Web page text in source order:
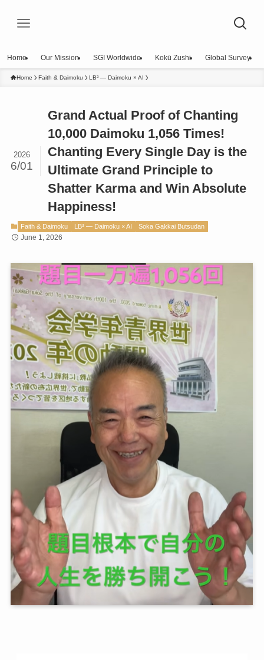
Home Our Mission SGI Worldwide Kokū Zushi Global Survey
Home Faith & Daimoku LB³ — Daimoku × AI
Grand Actual Proof of Chanting
10,000 Daimoku 1,056 Times!
Chanting Every Single Day is the
Ultimate Grand Principle to
Shatter Karma and Win Absolute
Happiness!
2026
6/01
Faith & Daimoku LB³ — Daimoku × AI Soka Gakkai Butsudan
June 1, 2026